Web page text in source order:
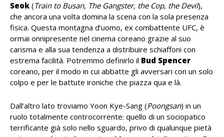
Seok (Train to Busan, The Gangster, the Cop, the Devil),
che ancora una volta domina la scena con la sola presenza
fisica. Questa montagna d’uomo, ex combattente UFC, è
ormai onnipresente nel cinema coreano grazie al suo
carisma e alla sua tendenza a distribuire schiaffoni con
estrema facilità. Potremmo definirlo il Bud Spencer
coreano, per il modo in cui abbatte gli avversari con un solo
colpo e per le battute ironiche che piazza qua e là.
Dall’altro lato troviamo Yoon Kye-Sang (Poongsan) in un
ruolo totalmente controcorrente: quello di un sociopatico
terrificante già solo nello sguardo, privo di qualunque pietà